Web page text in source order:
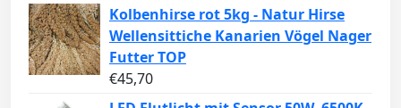
Kolbenhirse rot 5kg - Natur Hirse
Wellensittiche Kanarien Vögel Nager
Futter TOP
€45,70